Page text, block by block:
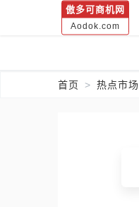
傲多可商机网
Aodok.com
首页 热点市场